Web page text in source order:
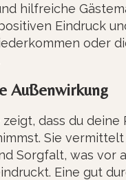
hilfreiche
Eindruck
oder
Außenwirkung
dass du deine
Sie vermittelt
Sorgfalt, was vor
Eine gut